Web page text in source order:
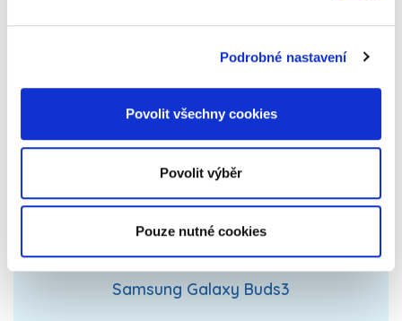
Podrobné nastavení
Povolit všechny cookies
Povolit výběr
Pouze nutné cookies
Samsung Galaxy Buds3